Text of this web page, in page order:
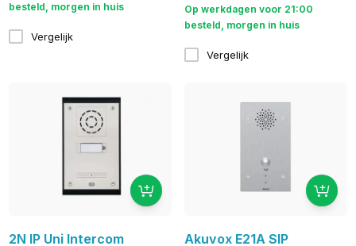
besteld, morgen in huis
Vergelijk
Op werkdagen voor 21:00
besteld, morgen in huis
Vergelijk
2N IP Uni Intercom
Akuvox E21A SIP